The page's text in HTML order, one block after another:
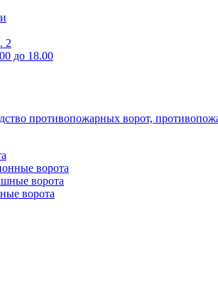
2
до 18.00
ворота
ворота
ворота